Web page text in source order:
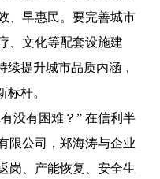
、早惠民。要完善城市
、文化等配套设施建
续提升城市品质内涵，
标杆。
没有困难？” 在信利半
限公司，郑海涛与企业
岗、产能恢复、安全生